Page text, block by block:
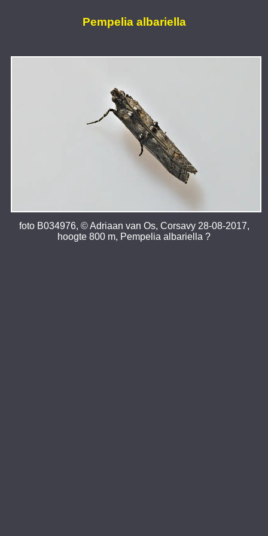
Pempelia albariella
foto B034976, © Adriaan van Os, Corsavy 28-08-2017,
hoogte 800 m, Pempelia albariella ?